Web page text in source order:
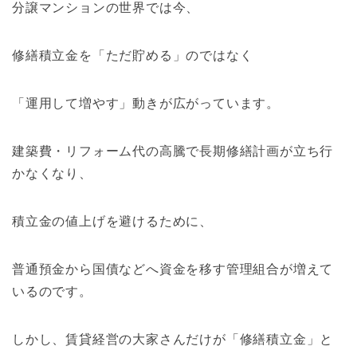
分譲マンションの世界では今、
修繕積立金を「ただ貯める」のではなく
「運用して増やす」動きが広がっています。
建築費・リフォーム代の高騰で長期修繕計画が立ち行
かなくなり、
積立金の値上げを避けるために、
普通預金から国債などへ資金を移す管理組合が増えて
いるのです。
しかし、賃貸経営の大家さんだけが「修繕積立金」と